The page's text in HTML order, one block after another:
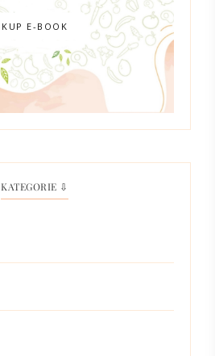
KUP E-BOOK
KATEGORIE ⇩